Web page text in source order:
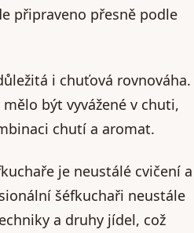
připraveno přesně podle
i chuťová rovnováha.
být vyvážené v chuti,
chutí a aromat.
je neustálé cvičení a
šéfkuchaři neustále
a druhy jídel, což